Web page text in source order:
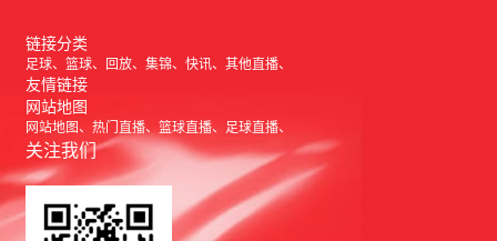
链接分类
足球 篮球 回放 集锦 快讯 其他直播
友情链接
网站地图
网站地图 热门直播 篮球直播 足球直播
关注我们